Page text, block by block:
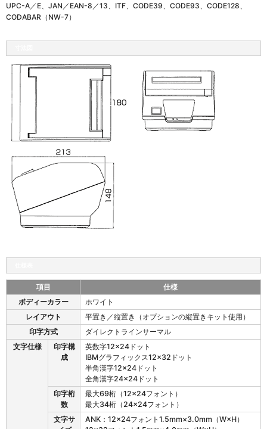
UPC-A／E、JAN／EAN-8／13、ITF、CODE39、CODE93、CODE128、
CODABAR（NW-7）
S
0
項目
仕様
ボディーカラー
ホワイト
レイアウト
平置き／縦置き（オプションの縦置きキット使用）
印字方式
ダイレクトラインサーマル
文字仕様
印字構
成
英数字12×24ドット
IBMグラフィックス12×32ドット
半角漢字12×24ドット
全角漢字24×24ドット
印字桁
数
最大69桁（12×24フォント）
最大34桁（24×24フォント）
文字サ
ANK：12×24フォント1.5mm×3.0mm（W×H）